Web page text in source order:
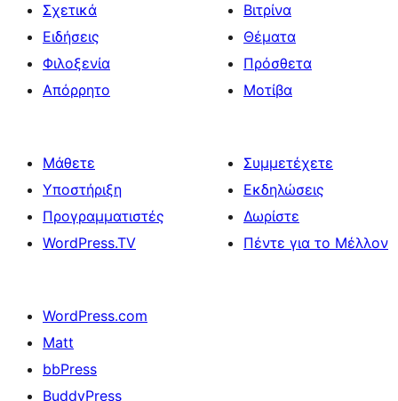
Σχετικά
Ειδήσεις
Φιλοξενία
Απόρρητο
Βιτρίνα
Θέματα
Πρόσθετα
Μοτίβα
Μάθετε
Υποστήριξη
Προγραμματιστές
WordPress.TV
Συμμετέχετε
Εκδηλώσεις
Δωρίστε
Πέντε για το Μέλλον
WordPress.com
Matt
bbPress
BuddyPress